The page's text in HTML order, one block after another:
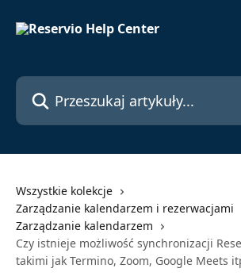
Przeszukaj artykuły...
Wszystkie kolekcje
Zarządzanie kalendarzem i rezerwacjami
Zarządzanie kalendarzem
Czy istnieje możliwość synchronizacji
takimi jak Termino, Zoom, Google Meets